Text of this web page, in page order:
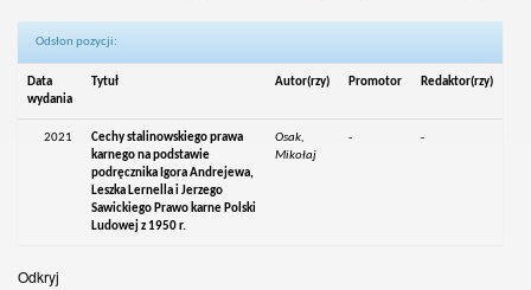
Odsłon pozycji:
Data
wydania
Tytuł Autor(rzy) Promotor Redaktor(rzy)
2021
Cechy stalinowskiego prawa
karnego na podstawie
podręcznika Igora Andrejewa,
Leszka Lernella i Jerzego
Sawickiego Prawo karne Polski
Ludowej z 1950 r.
Osak,
Mikołaj
- -
Odkryj